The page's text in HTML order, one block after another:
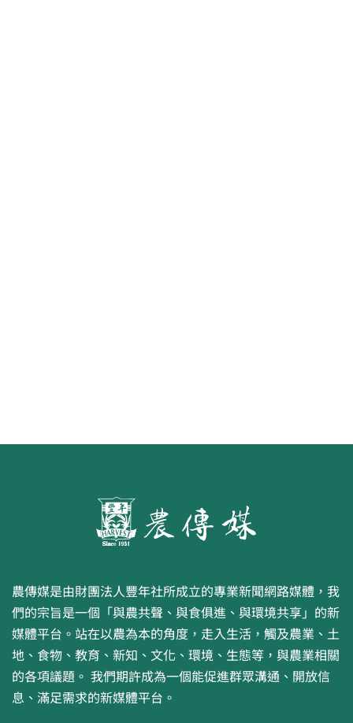
農傳媒是由財團法人豐年社所成立的專業新聞網路媒體，我
們的宗旨是一個「與農共聲、與食俱進、與環境共享」的新
媒體平台。站在以農為本的角度，走入生活，觸及農業、土
地、食物、教育、新知、文化、環境、生態等，與農業相關
的各項議題。 我們期許成為一個能促進群眾溝通、開放信
息、滿足需求的新媒體平台。